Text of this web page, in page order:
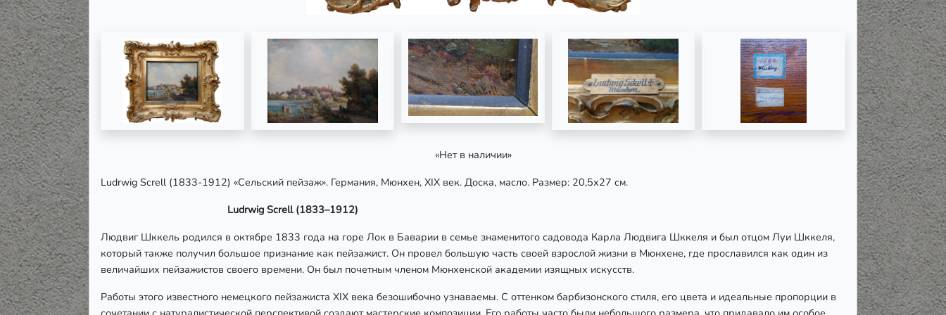
«Нет в наличии»
Ludrwig Screll (1833-1912) «Сельский пейзаж». Германия, Мюнхен, XIX век. Доска, масло. Размер: 20,5х27 см.
Ludrwig Screll (1833–1912)
Людвиг Шккель родился в октябре 1833 года на горе Лок в Баварии в семье знаменитого садовода Карла Людвига Шккеля и был отцом Луи Шккеля,
который также получил большое признание как пейзажист. Он провел большую часть своей взрослой жизни в Мюнхене, где прославился как один из
величайших пейзажистов своего времени. Он был почетным членом Мюнхенской академии изящных искусств.
Работы этого известного немецкого пейзажиста XIX века безошибочно узнаваемы. С оттенком барбизонского стиля, его цвета и идеальные пропорции в